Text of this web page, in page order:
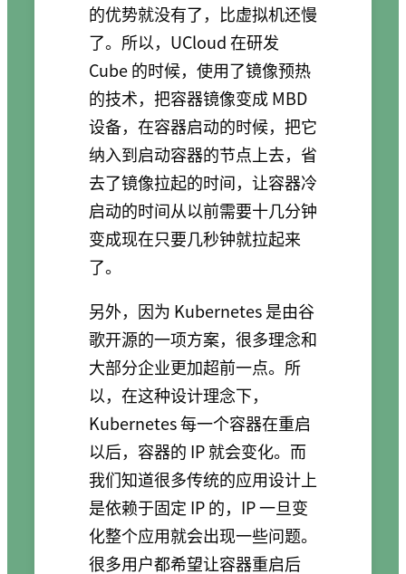
的优势就没有了，比虚拟机还慢
了。所以，UCloud 在研发
Cube 的时候，使用了镜像预热
的技术，把容器镜像变成 MBD
设备，在容器启动的时候，把它
纳入到启动容器的节点上去，省
去了镜像拉起的时间，让容器冷
启动的时间从以前需要十几分钟
变成现在只要几秒钟就拉起来
了。
另外，因为 Kubernetes 是由谷
歌开源的一项方案，很多理念和
大部分企业更加超前一点。所
以，在这种设计理念下，
Kubernetes 每一个容器在重启
以后，容器的 IP 就会变化。而
我们知道很多传统的应用设计上
是依赖于固定 IP 的，IP 一旦变
化整个应用就会出现一些问题。
很多用户都希望让容器重启后